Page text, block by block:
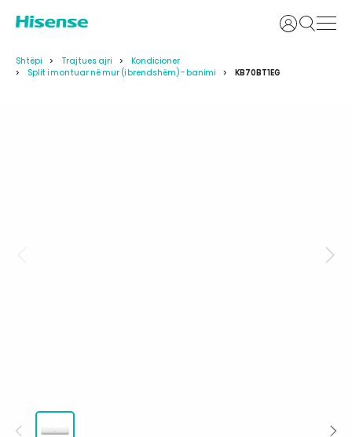
Identifikohu
Shtëpi Trajtues ajri
Kondicioner
Split i montuar në mur (i brendshëm) - banimi
KB70BT1EG